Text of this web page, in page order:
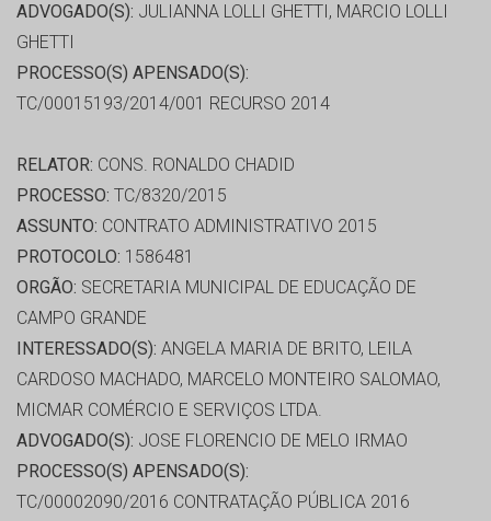
ADVOGADO(S): JULIANNA LOLLI GHETTI, MARCIO LOLLI
GHETTI
PROCESSO(S) APENSADO(S):
TC/00015193/2014/001 RECURSO 2014
RELATOR: CONS. RONALDO CHADID
PROCESSO: TC/8320/2015
ASSUNTO: CONTRATO ADMINISTRATIVO 2015
PROTOCOLO: 1586481
ORGÃO: SECRETARIA MUNICIPAL DE EDUCAÇÃO DE
CAMPO GRANDE
INTERESSADO(S): ANGELA MARIA DE BRITO, LEILA
CARDOSO MACHADO, MARCELO MONTEIRO SALOMAO,
MICMAR COMÉRCIO E SERVIÇOS LTDA.
ADVOGADO(S): JOSE FLORENCIO DE MELO IRMAO
PROCESSO(S) APENSADO(S):
TC/00002090/2016 CONTRATAÇÃO PÚBLICA 2016